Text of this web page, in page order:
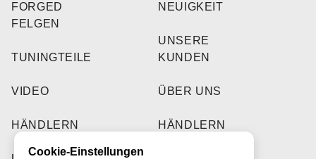
FORGED
FELGEN
TUNINGTEILE
VIDEO
HÄNDLERN
NEUIGKEIT
UNSERE
KUNDEN
ÜBER UNS
HÄNDLERN
Cookie-Einstellungen